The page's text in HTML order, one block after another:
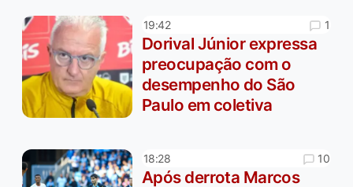
19:42 1
Dorival Júnior expressa
preocupação com o
desempenho do São
Paulo em coletiva
18:28 10
Após derrota Marcos